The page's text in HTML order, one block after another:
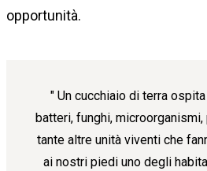
opportunità.
Un cucchiaio di terra
batteri, funghi,
tante altre unità viventi che
ai nostri piedi uno degli